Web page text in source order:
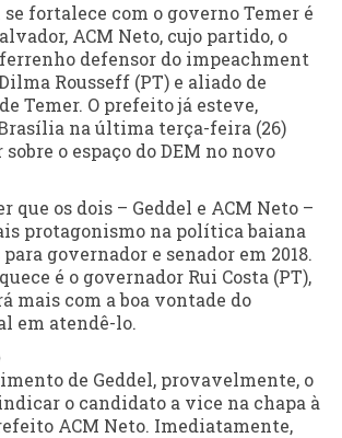
fortalece com o governo Temer é
ACM Neto, cujo partido, o
defensor do impeachment
Rousseff (PT) e aliado de
Temer. O prefeito já esteve,
na última terça-feira (26)
o espaço do DEM no novo
que os dois – Geddel e ACM Neto –
protagonismo na política baiana
governador e senador em 2018.
é o governador Rui Costa (PT),
mais com a boa vontade do
em atendê-lo.
de Geddel, provavelmente, o
o candidato a vice na chapa à
ACM Neto. Imediatamente,